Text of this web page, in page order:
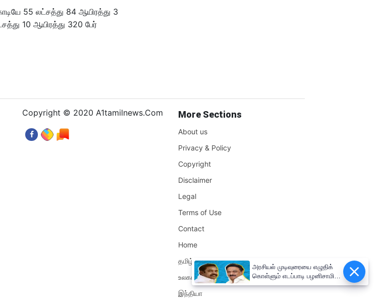
55 லட்சத்து 84 ஆயிரத்து 3
10 ஆயிரத்து 320 பேர்
Copyright © 2020 A1tamilnews.Com More Sections
About us
Privacy & Policy
Copyright
Disclaimer
Legal
Terms of Use
Contact
Home
தமிழ்நாடு
உலகம்
இந்தியா
அரசியல் முடிவுரையை எழுதிக்
கொள்ளும் எடப்பாடி பழனிசாமி!!
முதலமைச்சர் மு.க.ஸ்டாலின்